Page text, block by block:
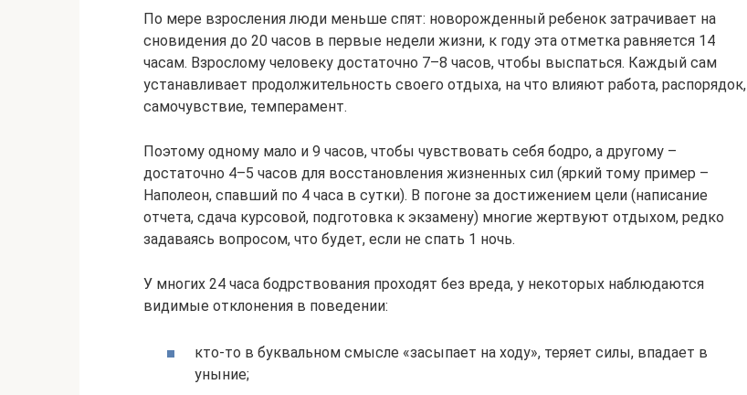
По мере взросления люди меньше спят: новорожденный ребенок затрачивает на
сновидения до 20 часов в первые недели жизни, к году эта отметка равняется 14
часам. Взрослому человеку достаточно 7–8 часов, чтобы выспаться. Каждый сам
устанавливает продолжительность своего отдыха, на что влияют работа, распорядок,
самочувствие, темперамент.
Поэтому одному мало и 9 часов, чтобы чувствовать себя бодро, а другому –
достаточно 4–5 часов для восстановления жизненных сил (яркий тому пример –
Наполеон, спавший по 4 часа в сутки). В погоне за достижением цели (написание
отчета, сдача курсовой, подготовка к экзамену) многие жертвуют отдыхом, редко
задаваясь вопросом, что будет, если не спать 1 ночь.
У многих 24 часа бодрствования проходят без вреда, у некоторых наблюдаются
видимые отклонения в поведении:
кто-то в буквальном смысле «засыпает на ходу», теряет силы, впадает в
уныние;